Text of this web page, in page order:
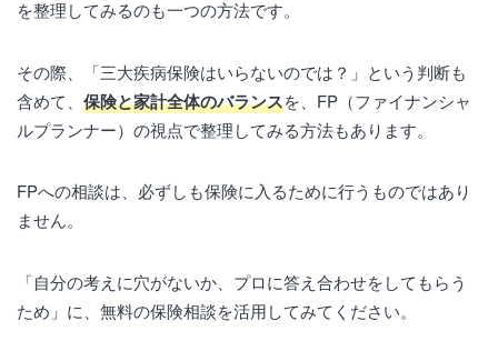
を整理してみるのも一つの方法です。
その際、「三大疾病保険はいらないのでは？」という判断も
含めて、 保険と家計全体のバランスを、FP（ファイナンシャ
ルプランナー）の視点で整理してみる方法もあります。
FPへの相談は、必ずしも保険に入るために行うものではあり
ません。
「自分の考えに穴がないか、プロに答え合わせをしてもらう
ため」に、無料の保険相談を活用してみてください。